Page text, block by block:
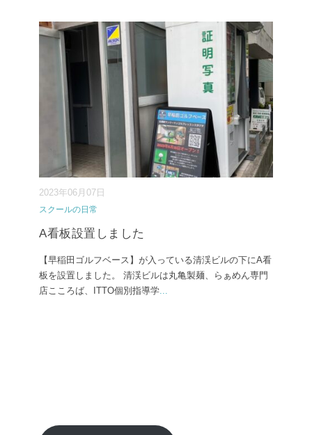
2023年06月07日
スクールの日常
A看板設置しました
【早稲田ゴルフベース】が入っている清渓ビルの下にA看
板を設置しました。 清渓ビルは丸亀製麺、らぁめん専門
店こころば、ITTO個別指導学...